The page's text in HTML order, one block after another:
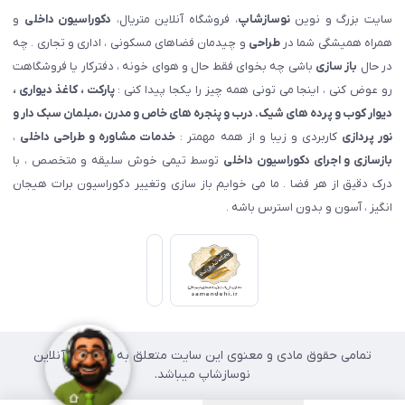
سایت بزرگ و نویننوسازشاپ، فروشگاه آنلاین متریال، دکوراسیون داخلی و
همراه همیشگی شما درطراحی و چیدمان فضاهای مسکونی ، اداری و تجاری . چه
در حال باز سازی باشی چه بخوای فقط حال و هوای خونه ، دفترکار یا فروشگاهت
رو عوض کنی ، اینجا می تونی همه چیز را یکجا پیدا کنی :پارکت ، کاغذ دیواری ،
دیوار کوب و پرده های شیک. درب و پنجره های خاص و مدرن ،مبلمان سبک دار و
نور پردازی کاربردی و زیبا و از همه مهمتر : خدمات مشاوره و طراحی داخلی ،
بازسازی و اجرای دکوراسیون داخلی توسط تیمی خوش سلیقه و متخصص ، با
درک دقیق از هر فضا . ما می خوایم باز سازی وتغییر دکوراسیون برات هیجان
انگیز ، آسون و بدون استرس باشه .
تمامی حقوق مادی و معنوی این سایت متعلق به فروشگاه آنلاین
نوسازشاپ میباشد.